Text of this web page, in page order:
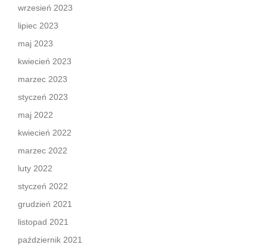
wrzesień 2023
lipiec 2023
maj 2023
kwiecień 2023
marzec 2023
styczeń 2023
maj 2022
kwiecień 2022
marzec 2022
luty 2022
styczeń 2022
grudzień 2021
listopad 2021
październik 2021